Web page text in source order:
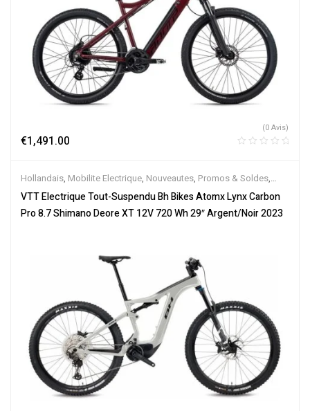
€1,491.00
(0 Avis)
Hollandais, Mobilite Electrique, Nouveautes, Promos & Soldes,
Tout-Suspendus ,Vélo électrique ville,Velos Electriques,VTT
Électriques
VTT Electrique Tout-Suspendu Bh Bikes Atomx Lynx Carbon
Pro 8.7 Shimano Deore XT 12V 720 Wh 29″ Argent/Noir 2023